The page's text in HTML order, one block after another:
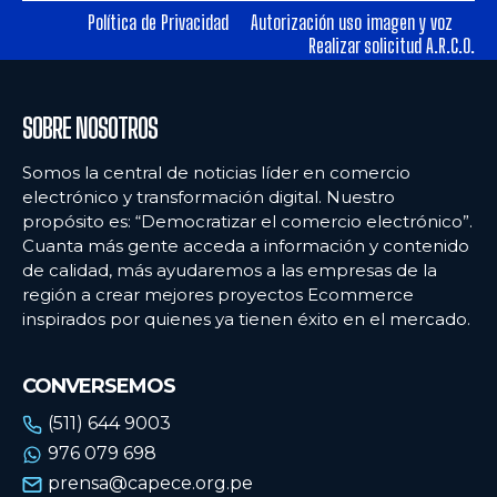
Ecommercenews
ARGENTINA
BOLIVIA
CHILE
COLOMBIA
ECUADOR
URUGUAY
VENEZUELA
Ecommercenews
ARGENTINA
BOLIVIA
CHILE
COLOMBIA
ECUADOR
URUGUAY
VENEZUELA
Política de Privacidad
Autorización uso imagen y voz
Realizar solicitud A.R.C.O.
SOBRE NOSOTROS
Somos la central de noticias líder en comercio
electrónico y transformación digital. Nuestro
propósito es: “Democratizar el comercio electrónico”.
Cuanta más gente acceda a información y contenido
de calidad, más ayudaremos a las empresas de la
región a crear mejores proyectos Ecommerce
inspirados por quienes ya tienen éxito en el mercado.
CONVERSEMOS
(511) 644 9003
976 079 698
prensa@capece.org.pe